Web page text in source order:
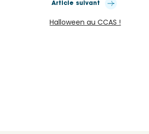
Article suivant
Halloween au CCAS !